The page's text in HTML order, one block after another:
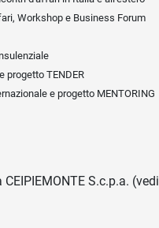
Workshop e Business Forum
progetto TENDER
e progetto MENTORING
S.c.p.a. (vedi